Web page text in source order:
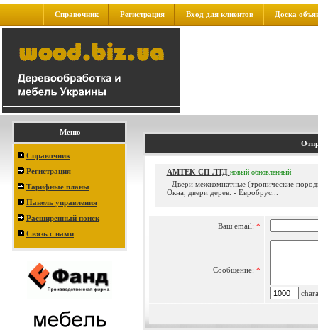
Справочник Регистрация Вход для клиентов Доска
Меню
Справочник
Регистрация
Тарифные планы
Панель управления
Расширенный поиск
Связь с нами
AMTEK СП ЛТД новый обновленный
- Двери межкомнатные (тропические
Окна, двери дерев. - Евробрус...
Ваш email: *
Сообщение: *